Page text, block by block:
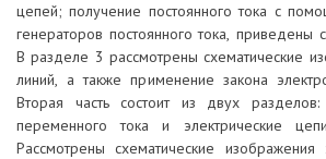
цепей; получение постоянного тока с
генераторов постоянного тока, приведены
В разделе 3 рассмотрены схематические
линий, а также применение закона
Вторая часть состоит из двух разделов:
переменного тока и электрические
Рассмотрены схематические изображения